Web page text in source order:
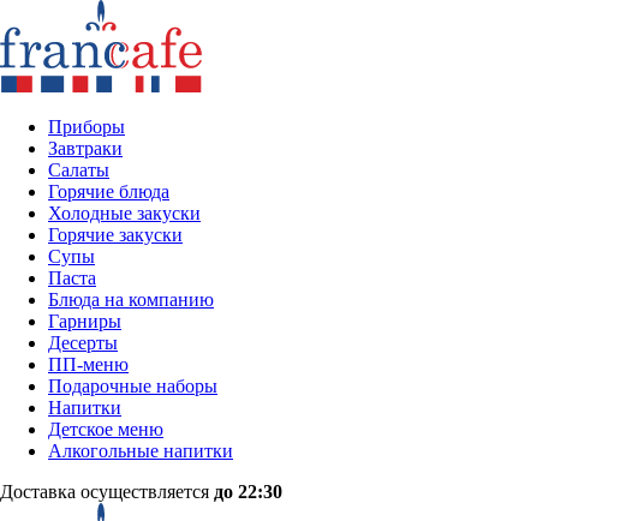
Приборы
Завтраки
Салаты
Горячие блюда
Холодные закуски
Горячие закуски
Супы
Паста
Блюда на компанию
Гарниры
Десерты
ПП-меню
Подарочные наборы
Напитки
Детское меню
Алкогольные напитки
Доставка осуществляется до 22:30